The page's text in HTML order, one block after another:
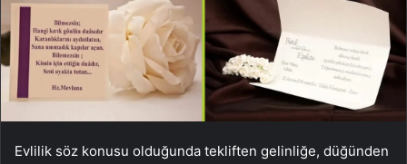
Evlilik söz konusu olduğunda tekliften gelinliğe, düğünden